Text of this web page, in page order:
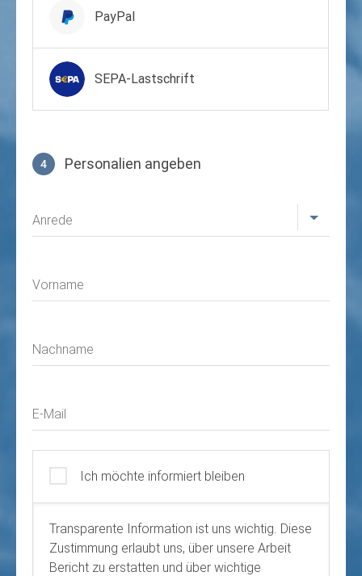
PayPal
SEPA-Lastschrift
4 Personalien angeben
Anrede
Vorname
Nachname
E-Mail
Ich möchte informiert bleiben
Transparente Information ist uns wichtig. Diese
Zustimmung erlaubt uns, über unsere Arbeit
Bericht zu erstatten und über wichtige